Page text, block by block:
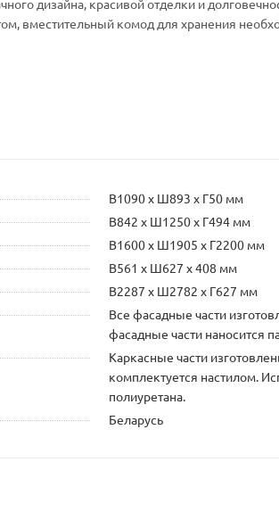
дизайна, красивой отделки и
вместительный комод для хранения
В1090 х Ш893 х Г50 мм
В842 х Ш1250 х Г494 мм
В1600 х Ш1905 х Г2200 мм
В561 х Ш627 х 408 мм
В2287 х Ш2782 х Г627 мм
Все фасадные части
фасадные части наносится
Каркасные части
комплектуется настилом.
полиуретана.
Беларусь